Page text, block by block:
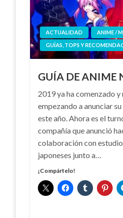
ACTUALIDAD
ANIME /
GUÍAS, TOPS Y
GUÍA DE ANIME
2019 ya ha comenzado
empezando a anunciar
este año. Ahora es el
compañía que anunció
colaboración con
japoneses junto a…
¡Compártelo!